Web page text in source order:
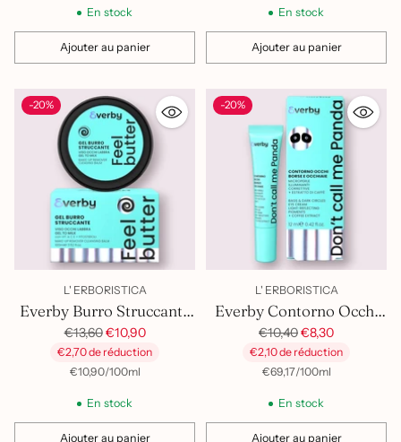
En stock
Ajouter au panier
Quantité
En stock
Ajouter au panier
Quantité
-20%
L' ERBORISTICA
Everby Burro Struccante
Feel Butter
Prix
habituel
€13,60€10,90
€2,70 de réduction
Prix
€10,90/
par 100ml
En stock
Ajouter au panier
-20%
L' ERBORISTICA
Everby Contorno Occhi
Don't Call Me Panda
Prix
habituel
€10,40€8,30
€2,10 de réduction
Prix
€69,17/
par 100ml
En stock
Ajouter au panier